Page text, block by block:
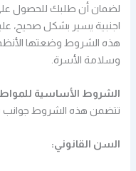
لضمان أن طلبك للحصول
اجنبية يسير بشكل صحيح،
هذه الشروط وضعتها
وسلامة الأسرة.
الشروط الأساسية
تتضمن هذه الشروط جوانب
السن القانوني: